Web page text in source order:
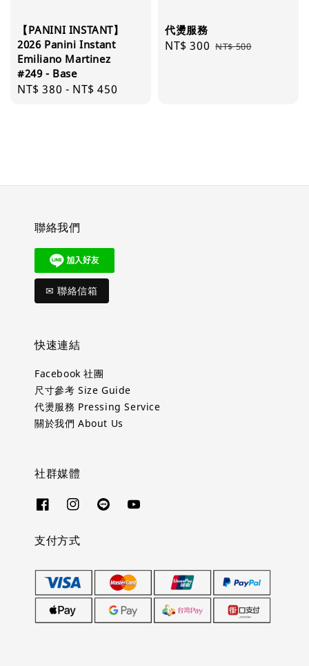
【PANINI INSTANT】
2026 Panini Instant
Emiliano Martinez
#249 - Base
Regular
NT$ 380 - NT$ 450
代燙服務
Sale
NT$ 300 Regular
NT$ 500
聯絡我們
✉ 聯絡信箱
快速連結
Facebook 社團
尺寸參考 Size Guide
代燙服務 Pressing Service
關於我們 About Us
社群媒體
支付方式